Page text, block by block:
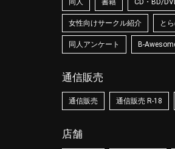
同人 書籍 CD・BD/
女性向けサークル紹介 と
同人アンケート B-
通信販売
通信販売 通信販売 R-18
店舗